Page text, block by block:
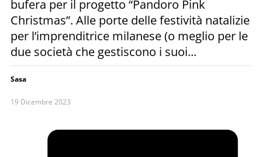
bufera per il progetto “Pandoro Pink
Christmas”. Alle porte delle festività natalizie
per l’imprenditrice milanese (o meglio per le
due società che gestiscono i suoi...
Sasa
19 Dicembre 2023